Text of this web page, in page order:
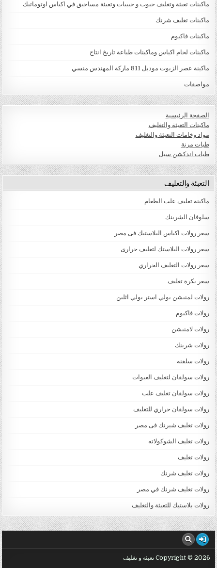
ماكينات تعبئة وتغليف حبوب و حبيبات وتعبئة مساحيق في اكياس اوتوماتيك
ماكينات تغليف شرنك
ماكينات فاكيوم
ماكينات لحام اكياس وماكينات طباعة تاريخ انتاج
ماكينة عصر الزيوت موديل 811 ماركة المهندس منسي
مواصفات
الصفحة الرئيسية
ماكينات التعبئة والتغليف
مواد وخامات التعبئة والتغليف
طبات مرنة
طبات اندكشن سيل
التعبئة والتغليف
ماكينة تغليف علب الطعام
سلوفان الشرينك
سعر رولات اكياس البلاستيك فى مصر
سعر رولات البلاستك لتغليف حرارى
سعر رولات التغليف الحراري
سعر بكرة تغليف
رولات لمنيشن بولي استر بولي اثلين
رولات فاكيوم
رولات لامنيشن
رولات شرينك
رولات سلفنه
رولات سولفان لتغليف العبوات
رولات سولفان تغليف علب
رولات سولفان حراري للتغليف
رولات تغليف شيرنك فى مصر
رولات تغليف الشوكولاته
رولات تغليف
رولات تغليف شرنك
رولات تغليف شرنك في مصر
رولات بلاستيك للتعبئة والتغليف
Copyright © 2026 تعبئة و تغليف